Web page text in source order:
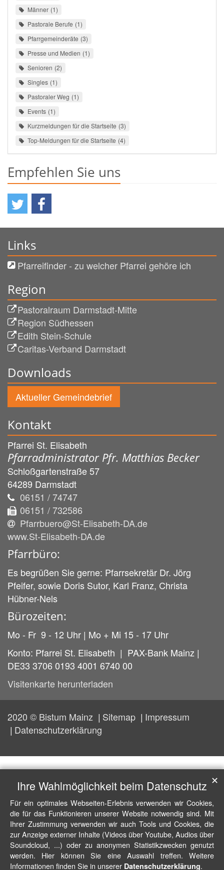
Männer 1
Pastorale Berufe 1
Pfarrgemeinderäte 3
Presse und Medien 1
Senioren 2
Singles 1
Pastoraler Weg 1
Events 1
Kurzmeldungen für die Startseite 3
Top-Meldungen für die Startseite 4
Empfehlen Sie uns
Links
Pfarreifinder - zu welcher Pfarrei gehöre ich
Region
Pastoralraum Darmstadt-Mitte
Region Südhessen
Edith Stein-Schule
Caritas-Verband Darmstadt
Downloads
Aktueller Gemeindebrief
Kontakt
Pfarrei St. Elisabeth
Pfarradministrator Pfr. Matthias Becker
Schloßgartenstraße 57
64289 Darmstadt
06151 / 74747
06151 / 732586
Pfarrbuero@St-Elisabeth-DA.de
www.St-Elisabeth-DA.de
Pfarrbüro:
Es begrüßen Sie gerne: Pfarrsekretär Dr. Jörg
Pfeifer, sowie Doris Sutor, Karl Franz, Christa
Hübner-Nels
Bürozeiten:
Mo - Fr 9 - 12 Uhr | Mo + Mi 15 - 17 Uhr
Konto: Pfarrei St. Elisabeth | PAX-Bank Mainz |
DE33 3706 0193 4001 6740 00
Visitenkarte herunterladen
2020 © Bistum Mainz Sitemap
Impressum
Datenschutzerklärung
Ihre Wahlmöglichkeit beim Datenschutz
Für ein optimales Webseiten-Erlebnis verwenden wir Cookies,
die für das Funktionieren unserer Website notwendig sind. Mit
Ihrer Zustimmung verwenden wir auch Tools und Cookies, die
zur Anzeige externer Inhalte (Videos über Youtube, Audios über
Soundcloud, ...) oder zu anonymen Statistikzwecken genutzt
werden. Hier können Sie eine Auswahl treffen. Weitere
Informationen finden Sie in unserer Datenschutzerklärung.
✕